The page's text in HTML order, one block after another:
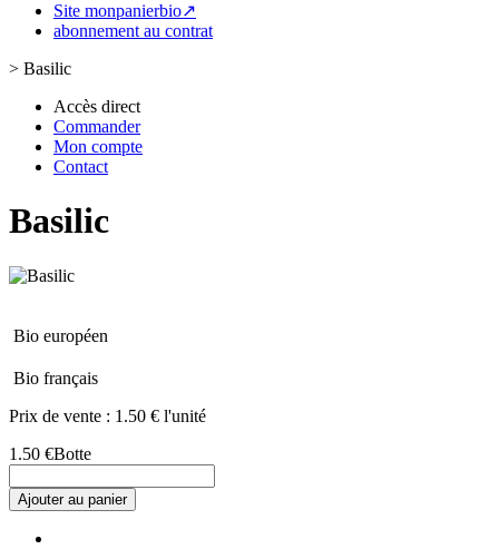
Site monpanierbio↗
abonnement au contrat
> Basilic
Accès direct
Commander
Mon compte
Contact
Basilic
Bio européen
Bio français
Prix de vente : 1.50 € l'unité
1.50 €Botte
Ajouter au panier